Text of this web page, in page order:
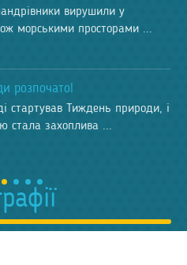
вирушили у
морськими просторами ...
розпочато!
стартував Тиждень природи, і
стала захоплива ...